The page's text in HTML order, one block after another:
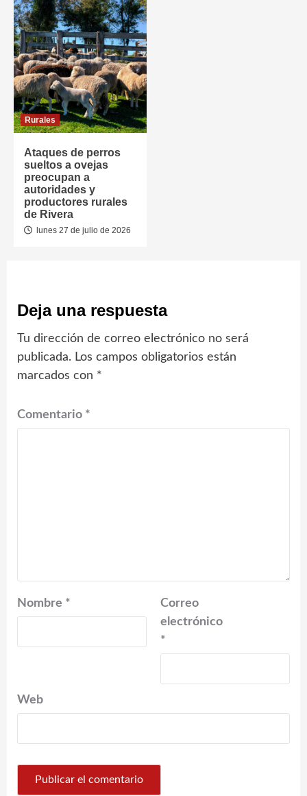
Rurales
Ataques de perros
sueltos a ovejas
preocupan a
autoridades y
productores rurales
de Rivera
lunes 27 de julio de 2026
Deja una respuesta
Tu dirección de correo electrónico no será
publicada. Los campos obligatorios están
marcados con *
Comentario *
Nombre *
Correo
electrónico
*
Web